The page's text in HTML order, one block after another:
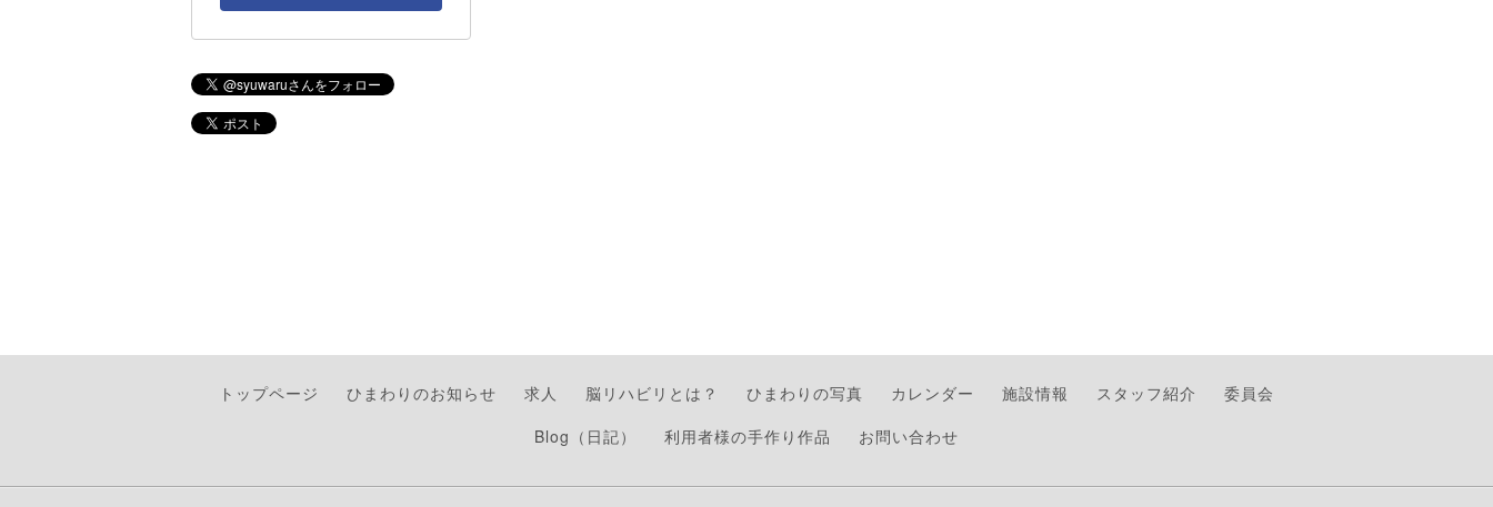
トップページ ひまわりのお知らせ 求人 脳リハビリとは？ ひまわりの写真 カレンダー 施設情報 スタッフ紹介
委員会
Blog（日記）
利用者様の手作り作品 お問い合わせ